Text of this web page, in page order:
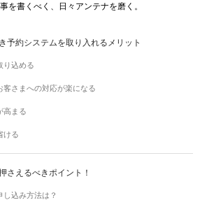
を書くべく、日々アンテナを磨く。
予約システムを取り入れるメリット
り込める
客さまへの対応が楽になる
高まる
ける
さえるべきポイント！
し込み方法は？